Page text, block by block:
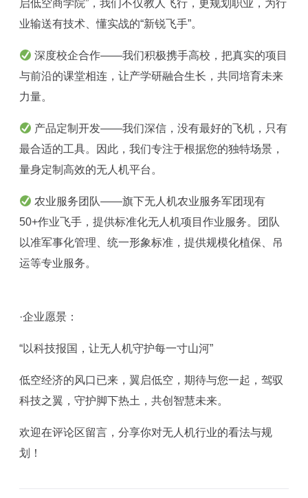
启低空商学院”，我们不仅教人飞行，更规划职业，为行
业输送有技术、懂实战的“新锐飞手”。
深度校企合作——我们积极携手高校，把真实的项目
与前沿的课堂相连，让产学研融合生长，共同培育未来
力量。
产品定制开发——我们深信，没有最好的飞机，只有
最合适的工具。因此，我们专注于根据您的独特场景，
量身定制高效的无人机平台。
农业服务团队——旗下无人机农业服务军团现有
50+作业飞手，提供标准化无人机项目作业服务。团队
以准军事化管理、统一形象标准，提供规模化植保、吊
运等专业服务。
·企业愿景：
“以科技报国，让无人机守护每一寸山河”‌
低空经济的风口已来，翼启低空，期待与您一起，驾驭
科技之翼，守护脚下热土，共创智慧未来。
欢迎在评论区留言，分享你对无人机行业的看法与规
划！